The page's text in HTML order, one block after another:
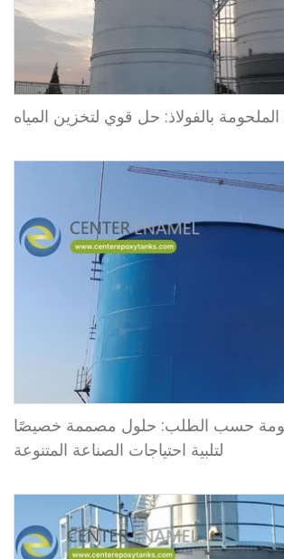
الملحومة بالفولاذ: حل قوي لتخزين المياه
حسب الطلب: حلول مصممة خصيصًا
لتلبية احتياجات الصناعة المتنوعة